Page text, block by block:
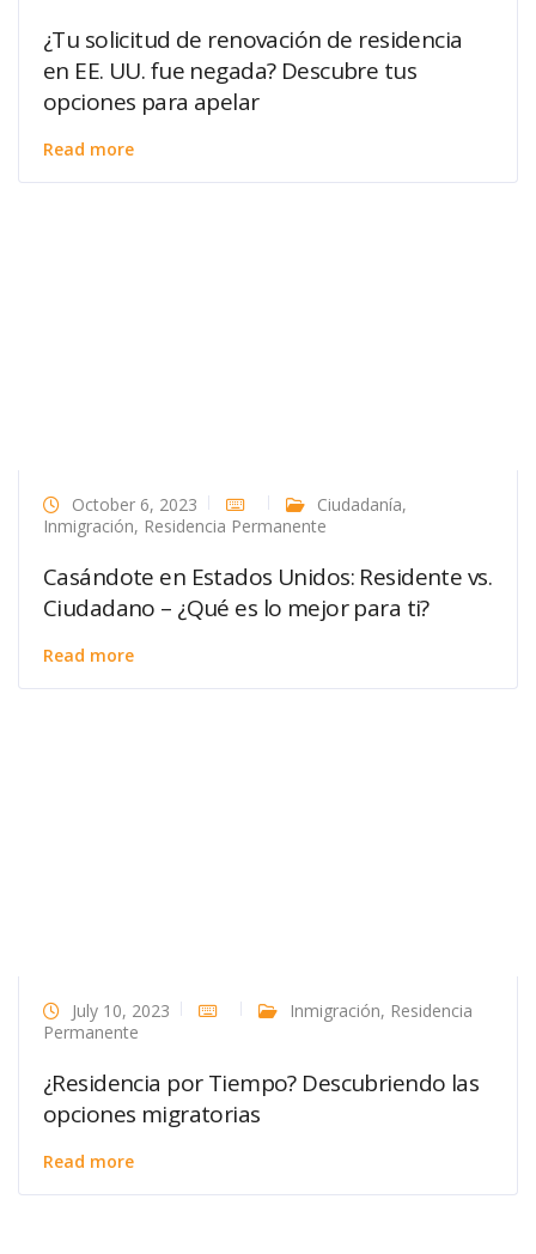
¿Tu solicitud de renovación de residencia
en EE. UU. fue negada? Descubre tus
opciones para apelar
Read more
October 6, 2023 Ciudadanía,
Inmigración, Residencia Permanente
Casándote en Estados Unidos: Residente vs.
Ciudadano – ¿Qué es lo mejor para ti?
Read more
July 10, 2023 Inmigración, Residencia
Permanente
¿Residencia por Tiempo? Descubriendo las
opciones migratorias
Read more